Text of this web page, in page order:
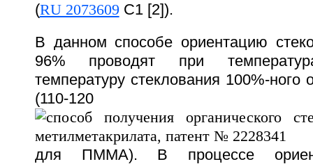
(RU 2073609 С1 [2]).
В данном способе ориентацию
96% проводят при
температуру стеклования 100%-ного
(110-120
для ПММА). В процессе